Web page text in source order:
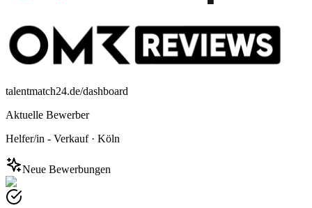
talentmatch24.de/dashboard
Aktuelle Bewerber
Helfer/in - Verkauf· Köln
Neue Bewerbungen